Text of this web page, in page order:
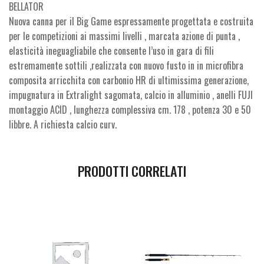
BELLATOR
Nuova canna per il Big Game espressamente progettata e costruita
per le competizioni ai massimi livelli , marcata azione di punta ,
elasticità ineguagliabile che consente l’uso in gara di fili
estremamente sottili ,realizzata con nuovo fusto in in microfibra
composita arricchita con carbonio HR di ultimissima generazione,
impugnatura in Extralight sagomata, calcio in alluminio , anelli FUJI
montaggio ACID , lunghezza complessiva cm. 178 , potenza 30 e 50
libbre. A richiesta calcio curv.
PRODOTTI CORRELATI